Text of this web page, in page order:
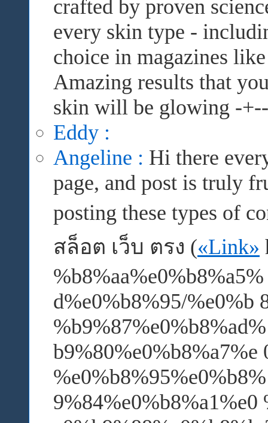
crafted by proven
every skin type -
choice in magazines
Amazing results that
skin will be glowing -
Eddy :
Angeline : Hi there
page, and post is truly
posting these types of
สล็อต เว็บ ตรง («Link»
d%e0%b8%95/%e0%b
b9%80%e0%b8%a7%e